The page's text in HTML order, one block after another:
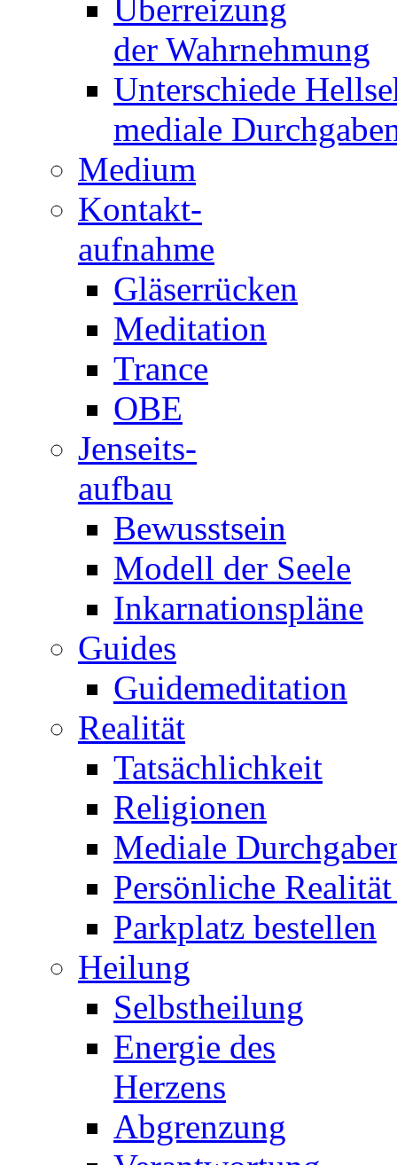
Überreizung
der Wahrnehmung
Unterschiede
mediale
Medium
Kontakt-
aufnahme
Gläserrücken
Meditation
Trance
OBE
Jenseits-
aufbau
Bewusstsein
Modell der Seele
Inkarnationspläne
Guides
Guidemeditation
Realität
Tatsächlichkeit
Religionen
Mediale
Persönliche
Parkplatz bestellen
Heilung
Selbstheilung
Energie des
Herzens
Abgrenzung